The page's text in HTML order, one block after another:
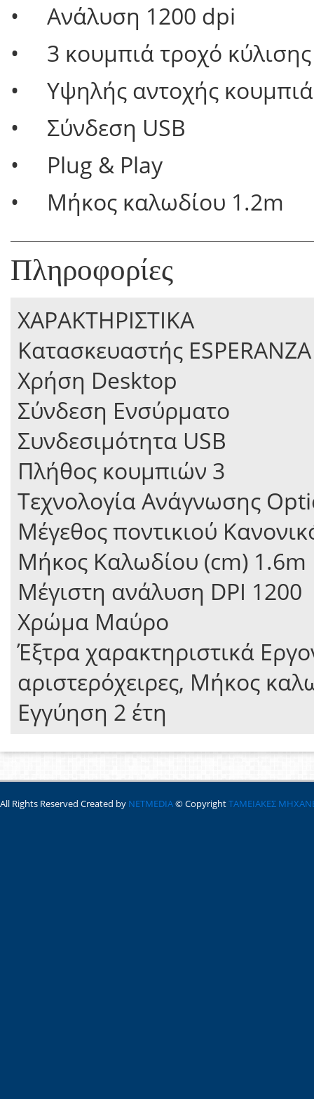
• Ανάλυση 1200 dpi
• 3 κουμπιά τροχό κύλισης
• Υψηλής αντοχής κουμπιά
• Σύνδεση USB
• Plug & Play
• Μήκος καλωδίου 1.2m
Πληροφορίες
ΧΑΡΑΚΤΗΡΙΣΤΙΚΑ
Κατασκευαστής ESPERANZA
Χρήση Desktop
Σύνδεση Ενσύρματο
Συνδεσιμότητα USB
Πλήθος κουμπιών 3
Τεχνολογία Ανάγνωσης
Μέγεθος ποντικιού
Μήκος Καλωδίου (cm) 1.6m
Μέγιστη ανάλυση DPI 1200
Χρώμα Μαύρο
Έξτρα χαρακτηριστικά
αριστερόχειρες, Μήκος
Εγγύηση 2 έτη
All Rights Reserved Created by NETMEDIA© CopyrightΤΑΜΕΙΑΚΕΣ